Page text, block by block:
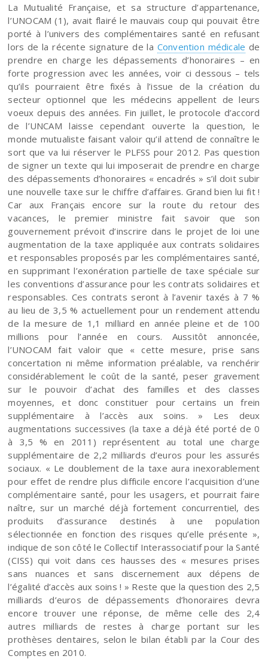
La Mutualité Française, et sa structure d’appartenance,
l’UNOCAM (1), avait flairé le mauvais coup qui pouvait être
porté à l’univers des complémentaires santé en refusant
lors de la récente signature de la Convention médicale de
prendre en charge les dépassements d’honoraires – en
forte progression avec les années, voir ci dessous – tels
qu’ils pourraient être fixés à l’issue de la création du
secteur optionnel que les médecins appellent de leurs
voeux depuis des années. Fin juillet, le protocole d’accord
de l’UNCAM laisse cependant ouverte la question, le
monde mutualiste faisant valoir qu’il attend de connaître le
sort que va lui réserver le PLFSS pour 2012. Pas question
de signer un texte qui lui imposerait de prendre en charge
des dépassements d’honoraires « encadrés » s’il doit subir
une nouvelle taxe sur le chiffre d’affaires. Grand bien lui fit !
Car aux Français encore sur la route du retour des
vacances, le premier ministre fait savoir que son
gouvernement prévoit d’inscrire dans le projet de loi une
augmentation de la taxe appliquée aux contrats solidaires
et responsables proposés par les complémentaires santé,
en supprimant l’exonération partielle de taxe spéciale sur
les conventions d’assurance pour les contrats solidaires et
responsables. Ces contrats seront à l’avenir taxés à 7 %
au lieu de 3,5 % actuellement pour un rendement attendu
de la mesure de 1,1 milliard en année pleine et de 100
millions pour l’année en cours. Aussitôt annoncée,
l’UNOCAM fait valoir que « cette mesure, prise sans
concertation ni même information préalable, va renchérir
considérablement le coût de la santé, peser gravement
sur le pouvoir d’achat des familles et des classes
moyennes, et donc constituer pour certains un frein
supplémentaire à l’accès aux soins. » Les deux
augmentations successives (la taxe a déjà été porté de 0
à 3,5 % en 2011) représentent au total une charge
supplémentaire de 2,2 milliards d’euros pour les assurés
sociaux. « Le doublement de la taxe aura inexorablement
pour effet de rendre plus difficile encore l’acquisition d’une
complémentaire santé, pour les usagers, et pourrait faire
naître, sur un marché déjà fortement concurrentiel, des
produits d’assurance destinés à une population
sélectionnée en fonction des risques qu’elle présente »,
indique de son côté le Collectif Interassociatif pour la Santé
(CISS) qui voit dans ces hausses des « mesures prises
sans nuances et sans discernement aux dépens de
l’égalité d’accès aux soins ! » Reste que la question des 2,5
milliards d’euros de dépassements d’honoraires devra
encore trouver une réponse, de même celle des 2,4
autres milliards de restes à charge portant sur les
prothèses dentaires, selon le bilan établi par la Cour des
Comptes en 2010.